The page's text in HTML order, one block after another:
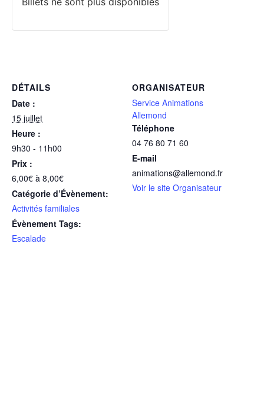
DÉTAILS
Date :
15 juillet
Heure :
9h30 - 11h00
Prix :
6,00€ à 8,00€
Catégorie d’Évènement:
Activités familiales
Évènement Tags:
Escalade
ORGANISATEUR
Service Animations
Allemond
Téléphone
04 76 80 71 60
E-mail
animations@allemond.fr
Voir le site Organisateur